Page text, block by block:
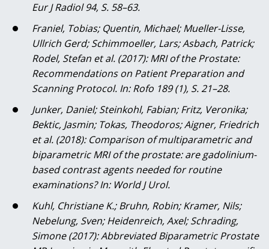
Eur J Radiol 94, S. 58–63.
Franiel, Tobias; Quentin, Michael; Mueller-Lisse,
Ullrich Gerd; Schimmoeller, Lars; Asbach, Patrick;
Rodel, Stefan et al. (2017): MRI of the Prostate:
Recommendations on Patient Preparation and
Scanning Protocol. In: Rofo 189 (1), S. 21–28.
Junker, Daniel; Steinkohl, Fabian; Fritz, Veronika;
Bektic, Jasmin; Tokas, Theodoros; Aigner, Friedrich
et al. (2018): Comparison of multiparametric and
biparametric MRI of the prostate: are gadolinium-
based contrast agents needed for routine
examinations? In: World J Urol.
Kuhl, Christiane K.; Bruhn, Robin; Kramer, Nils;
Nebelung, Sven; Heidenreich, Axel; Schrading,
Simone (2017): Abbreviated Biparametric Prostate